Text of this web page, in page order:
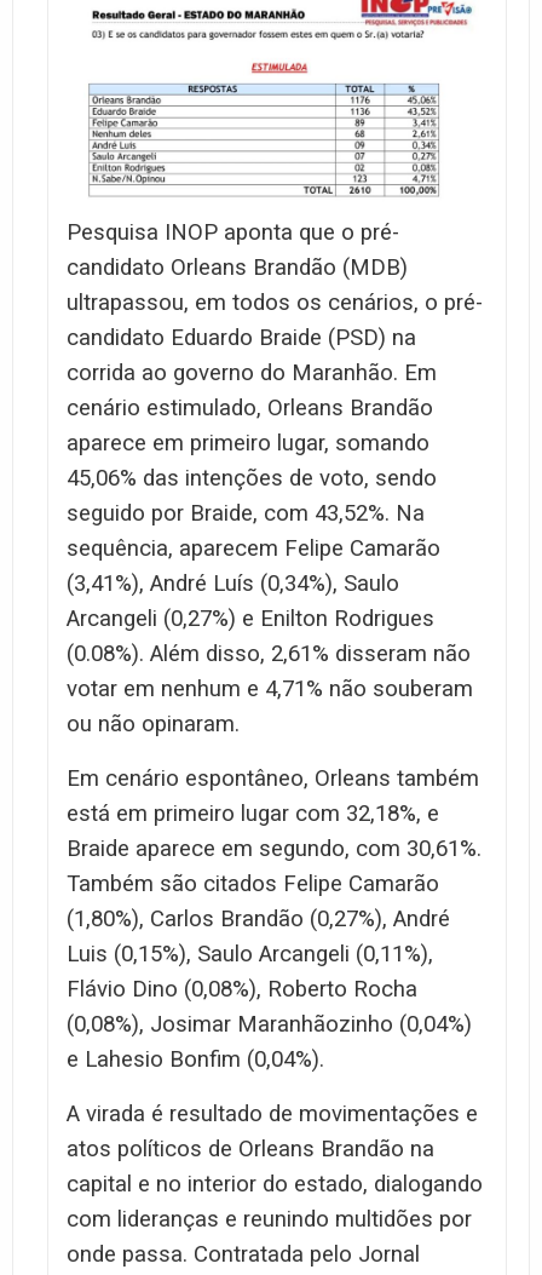
Pesquisa INOP aponta que o pré-
candidato Orleans Brandão (MDB)
ultrapassou, em todos os cenários, o pré-
candidato Eduardo Braide (PSD) na
corrida ao governo do Maranhão. Em
cenário estimulado, Orleans Brandão
aparece em primeiro lugar, somando
45,06% das intenções de voto, sendo
seguido por Braide, com 43,52%. Na
sequência, aparecem Felipe Camarão
(3,41%), André Luís (0,34%), Saulo
Arcangeli (0,27%) e Enilton Rodrigues
(0.08%). Além disso, 2,61% disseram não
votar em nenhum e 4,71% não souberam
ou não opinaram.
Em cenário espontâneo, Orleans também
está em primeiro lugar com 32,18%, e
Braide aparece em segundo, com 30,61%.
Também são citados Felipe Camarão
(1,80%), Carlos Brandão (0,27%), André
Luis (0,15%), Saulo Arcangeli (0,11%),
Flávio Dino (0,08%), Roberto Rocha
(0,08%), Josimar Maranhãozinho (0,04%)
e Lahesio Bonfim (0,04%).
A virada é resultado de movimentações e
atos políticos de Orleans Brandão na
capital e no interior do estado, dialogando
com lideranças e reunindo multidões por
onde passa. Contratada pelo Jornal